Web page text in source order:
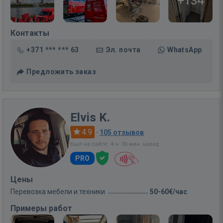
Контакты
+371 *** *** 63 Эл. почта WhatsApp
Предложить заказ
Elvis K.
4.9 · 105 отзывов
Был на сайте: 4 ч. 36 мин. назад
PRO
Цены
Перевозка мебели и техники 50-60€/час
Примеры работ